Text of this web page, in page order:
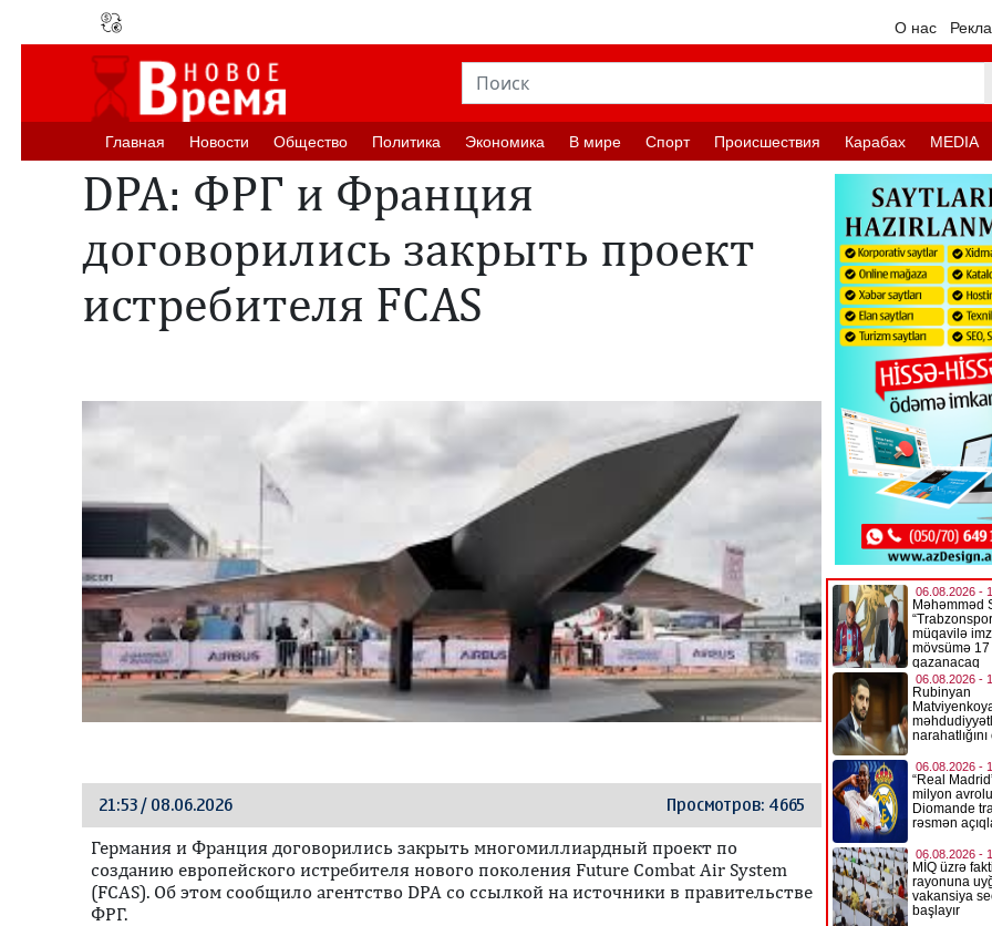
О нас
Главная Новости Oбщество Политика Экономика В мире Спорт Происшествия Карабах MEDIA
DPA: ФРГ и Франция
договорились закрыть проект
истребителя FCAS
21:53 / 08.06.2026 Просмотров: 4665
Германия и Франция договорились закрыть многомиллиардный проект по
созданию европейского истребителя нового поколения Future Combat Air System
(FCAS). Об этом сообщило агентство DPA со ссылкой на источники в правительстве
ФРГ.